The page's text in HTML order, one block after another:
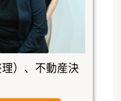
）、不動産決